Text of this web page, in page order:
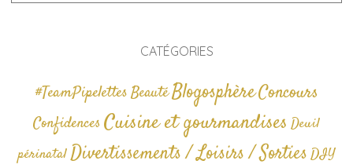
CATÉGORIES
#TeamPipelettesBeautéBlogosphèreConcours
Confidences Cuisine et gourmandises Deuil
périnatalDivertissements / Loisirs / SortiesDIY